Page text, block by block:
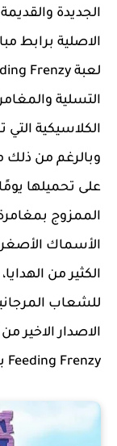
الجديدة
الاصلية برابط
التسلية
الكلاسيكية
وبالرغم من ذلك
على تحميلها
الممزوج
الأسماك
الكثير من
للشعاب
الاصدار الاخير
Feeding Frenzy برابط مباشر وسريع.